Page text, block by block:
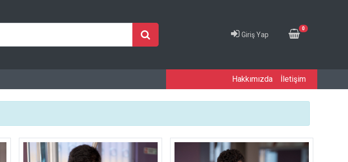
Giriş Yap
0
Hakkımızda İletişim